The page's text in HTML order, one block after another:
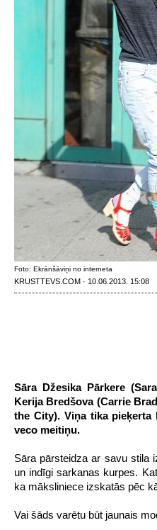
Foto: Ekrānšāviņi no interneta
KRUSTTEVS.COM · 10.06.2013. 15:08
Sāra Džesika Pārkere
Kerija Bredšova (Carrie
the City). Viņa tika pieķerta
veco meitiņu.
Sāra pārsteidza ar savu stila
un indīgi sarkanas kurpes.
ka māksliniece izskatās pēc
Vai šāds varētu būt jaunais